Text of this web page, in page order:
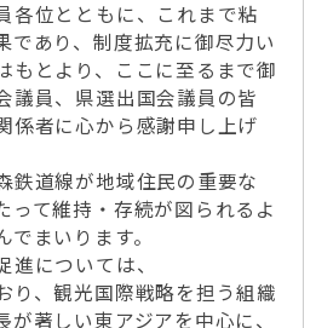
各位とともに、これまで粘
であり、制度拡充に御尽力い
もとより、ここに至るまで御
議員、県選出国会議員の皆
係者に心から感謝申し上げ
鉄道線が地域住民の重要な
って維持・存続が図られるよ
まいります。
については、
り、観光国際戦略を担う組織
著しい東アジアを中心に、